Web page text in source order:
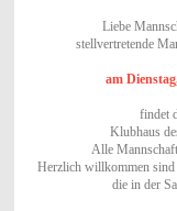
Liebe
stellvertretende
am
findet
Klubhaus
Alle
Herzlich willkommen sind
die in der